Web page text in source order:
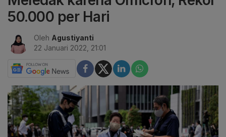
50.000 per Hari
Oleh Agustiyanti
22 Januari 2022, 21:01